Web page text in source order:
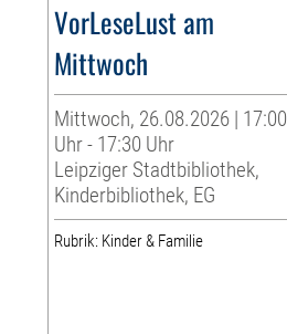
VorLeseLust am
Mittwoch
Mittwoch, 26.08.2026 | 17:00
Uhr - 17:30 Uhr
Leipziger Stadtbibliothek,
Kinderbibliothek, EG
Rubrik: Kinder & Familie